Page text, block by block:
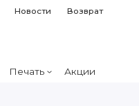
Новости Возврат
Печать Акции